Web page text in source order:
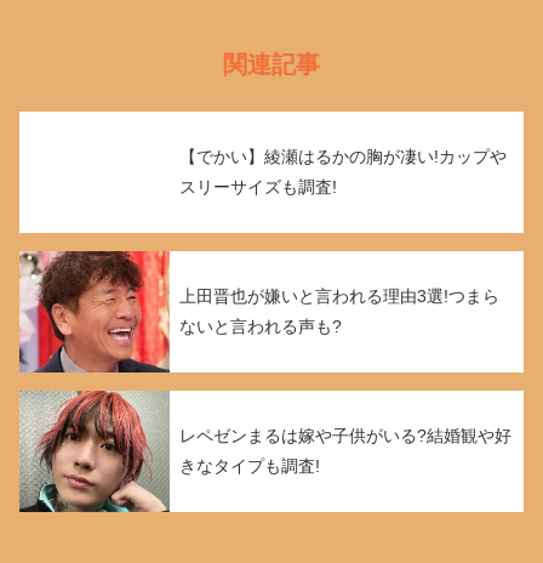
関連記事
【でかい】綾瀬はるかの胸が凄い!カップや
スリーサイズも調査!
上田晋也が嫌いと言われる理由3選!つまら
ないと言われる声も?
レペゼンまるは嫁や子供がいる?結婚観や好
きなタイプも調査!